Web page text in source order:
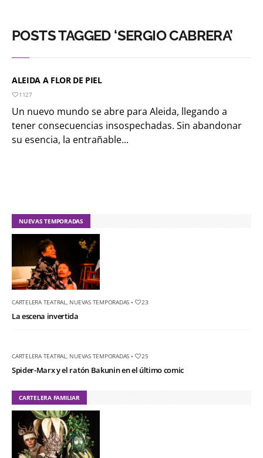
POSTS TAGGED ‘SERGIO CABRERA’
ALEIDA A FLOR DE PIEL
1127
Un nuevo mundo se abre para Aleida, llegando a
tener consecuencias insospechadas. Sin abandonar
su esencia, la entrañable...
NUEVAS TEMPORADAS
CARTELERA TEATRAL NUEVAS TEMPORADAS • 23
La escena invertida
CARTELERA TEATRAL NUEVAS TEMPORADAS • 25
Spider-Marx y el ratón Bakunin en el último comic
CARTELERA FAMILIAR